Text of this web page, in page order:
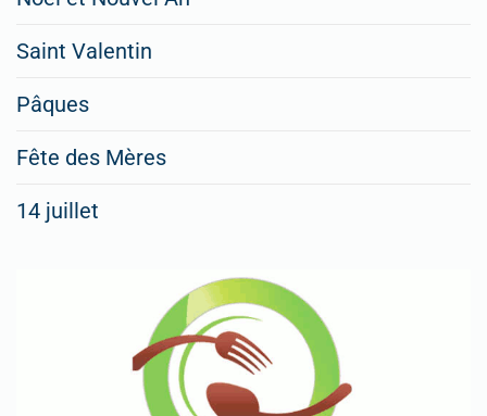
Saint Valentin
Pâques
Fête des Mères
14 juillet